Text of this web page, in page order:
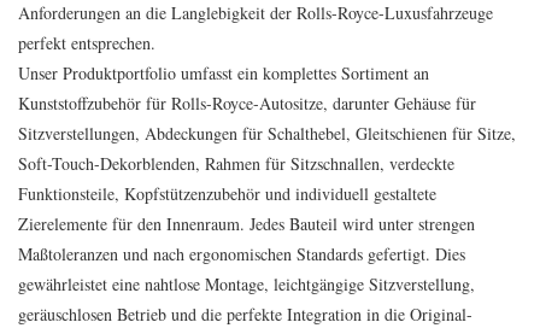
Anforderungen an die Langlebigkeit der Rolls-Royce-Luxusfahrzeuge
perfekt entsprechen.
Unser Produktportfolio umfasst ein komplettes Sortiment an
Kunststoffzubehör für Rolls-Royce-Autositze, darunter Gehäuse für
Sitzverstellungen, Abdeckungen für Schalthebel, Gleitschienen für Sitze,
Soft-Touch-Dekorblenden, Rahmen für Sitzschnallen, verdeckte
Funktionsteile, Kopfstützenzubehör und individuell gestaltete
Zierelemente für den Innenraum. Jedes Bauteil wird unter strengen
Maßtoleranzen und nach ergonomischen Standards gefertigt. Dies
gewährleistet eine nahtlose Montage, leichtgängige Sitzverstellung,
geräuschlosen Betrieb und die perfekte Integration in die Original-